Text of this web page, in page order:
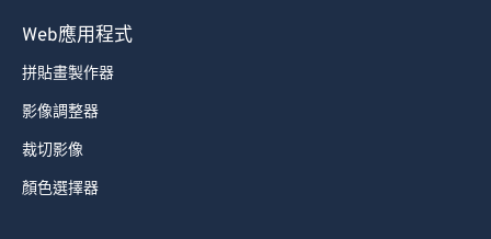
Web應用程式
拼貼畫製作器
影像調整器
裁切影像
顏色選擇器